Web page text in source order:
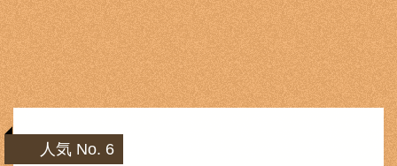
人気 No. 6